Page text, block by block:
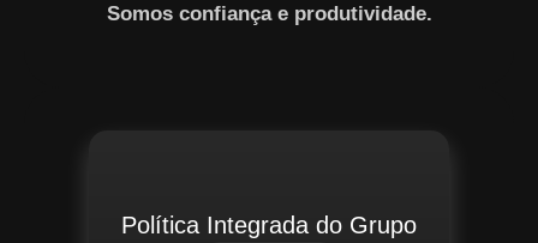
Somos confiança e produtividade.
Política Integrada do Grupo